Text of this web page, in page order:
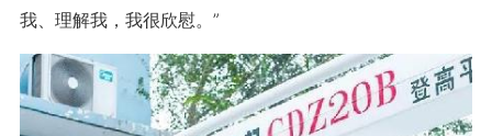
我、理解我，我很欣慰。”